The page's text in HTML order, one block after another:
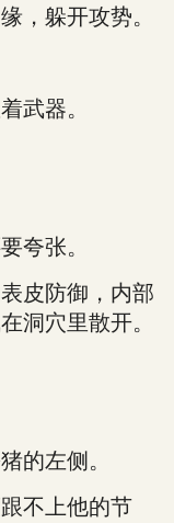
，躲开攻势。
武器。
夸张。
皮防御，内部
洞穴里散开。
的左侧。
不上他的节